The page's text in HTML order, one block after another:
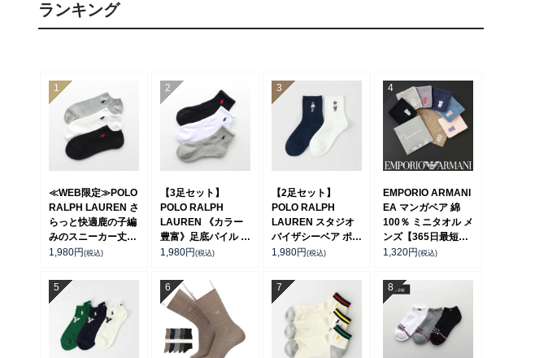
ランキング
≪WEB限定≫POLO
RALPH LAUREN さ
らっと快適鹿の子編
みのスニーカー丈ソ
ックス 【3足セッ
メンズ レディース
92022800
1,980円 (税込)
【3足セット】
POLO RALPH
LAUREN 《カラー
豊富》足底パイル ワ
ンポイントソックス
ポート メンズ
92009604
1,980円(税込)
【2足セット】
POLO RALPH
LAUREN スタジオ
バイザシーベア ポロ
ベア オーガニックコ
ソックス メンズ レ
ディース 92009650
1,980円(税込)
EMPORIO ARMANI
EA マンガベア 綿
100％ ミニタオル メ
ンズ【365日最短翌
日発送】 02340025
1,320円(税込)